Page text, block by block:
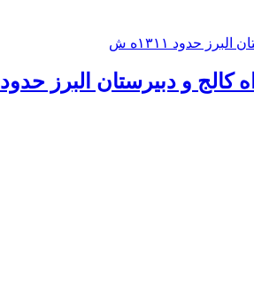
و دبيرستان البرز حدود ۱۳۱۱ه ش